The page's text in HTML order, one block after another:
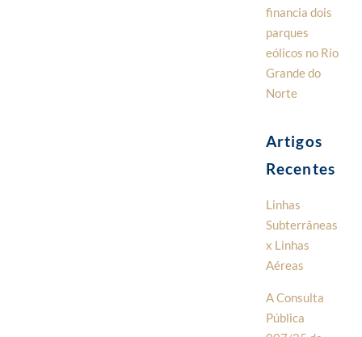
financia dois
parques
eólicos no Rio
Grande do
Norte
Artigos
Recentes
Linhas
Subterrâneas
x Linhas
Aéreas
A Consulta
Pública